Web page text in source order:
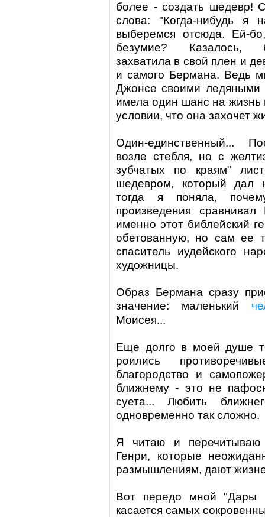
более - создать шедевр!
слова: "Когда-нибудь
выберемся отсюда. Ей-
безумие? Казалось,
захватила в свой плен и
и самого Бермана. Ведь
Джонсе своими ледяными
имела один шанс на жизнь
условии, что она захочет
Один-единственный...
возле стебля, но с
зубчатых по краям"
шедевром, который дал
тогда я поняла,
произведения
именно этот библейский
обетованную, но сам ее
спаситель иудейского
художницы.
Образ Бермана сразу
значение: маленький
Моисея...
Еще долго в моей душе
роились
благородство и
ближнему - это не
суета... Любить
одновременно так сложно.
Я читаю и
Генри, которые
размышлениям, дают
Вот передо мной "Дары
касается самых